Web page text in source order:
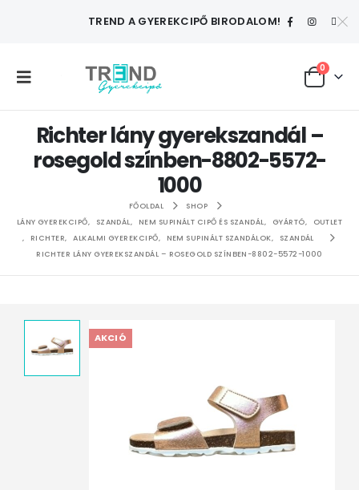
TREND A GYEREKCIPŐ BIRODALOM!
0
Richter lány gyerekszandál –
rosegold színben-8802-5572-
1000
FŐOLDAL
SHOP
LÁNY GYEREKCIPŐ, SZANDÁL, NEM SUPINÁLT CIPŐ ÉS SZANDÁL, GYÁRTÓ,
OUTLET
,
RICHTER, ALKALMI GYEREKCIPŐ, NEM SUPINÁLT SZANDÁLOK,
SZANDÁL
RICHTER LÁNY GYEREKSZANDÁL – ROSEGOLD SZÍNBEN-8802-5572-1000
AKCIÓ